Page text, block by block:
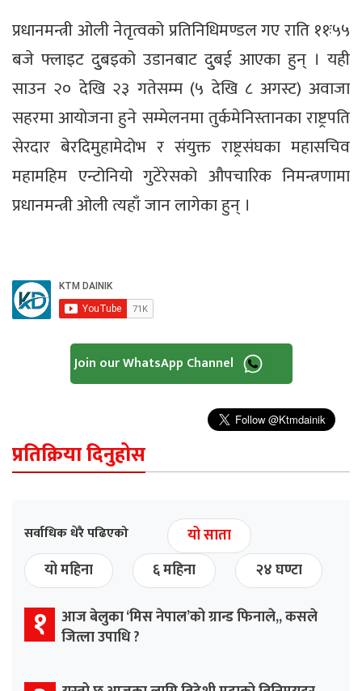
प्रधानमन्त्री ओली नेतृत्वको प्रतिनिधिमण्डल गए राति ११ः५५
बजे फ्लाइट दुुबइको उडानबाट दुुबई आएका हुन् । यही
साउन २० देखि २३ गतेसम्म (५ देखि ८ अगस्ट) अवाजा
सहरमा आयोजना हुने सम्मेलनमा तुर्कमेनिस्तानका राष्ट्रपति
सेरदार बेरदिमुहामेदोभ र संयुक्त राष्ट्रसंघका महासचिव
महामहिम एन्टोनियो गुटेरेसको औपचारिक निमन्त्रणामा
प्रधानमन्त्री ओली त्यहाँ जान लागेका हुन् ।
Join our WhatsApp Channel
प्रतिक्रिया दिनुहोस
सर्वाधिक धेरै पढिएको
यो साता
यो महिना
६ महिना २४ घण्टा
१ आज बेलुका ‘मिस नेपाल’को ग्रान्ड फिनाले,, कसले
जित्ला उपाधि ?